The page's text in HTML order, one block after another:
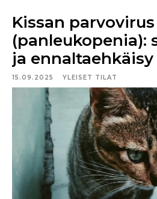
Kissan parvovirus
(panleukopenia):
ja ennaltaehkäisy
15.09.2025 YLEISET TILAT